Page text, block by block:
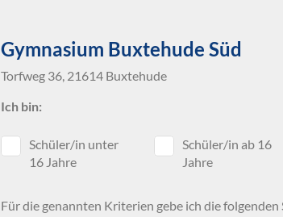
Gymnasium Buxtehude Süd
Torfweg 36, 21614 Buxtehude
Ich bin:
Schüler/in unter
16 Jahre
Schüler/in ab 16
Jahre
Für die genannten Kriterien gebe ich die folgenden